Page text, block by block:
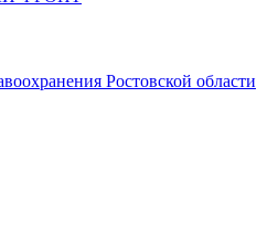
Ростовской области